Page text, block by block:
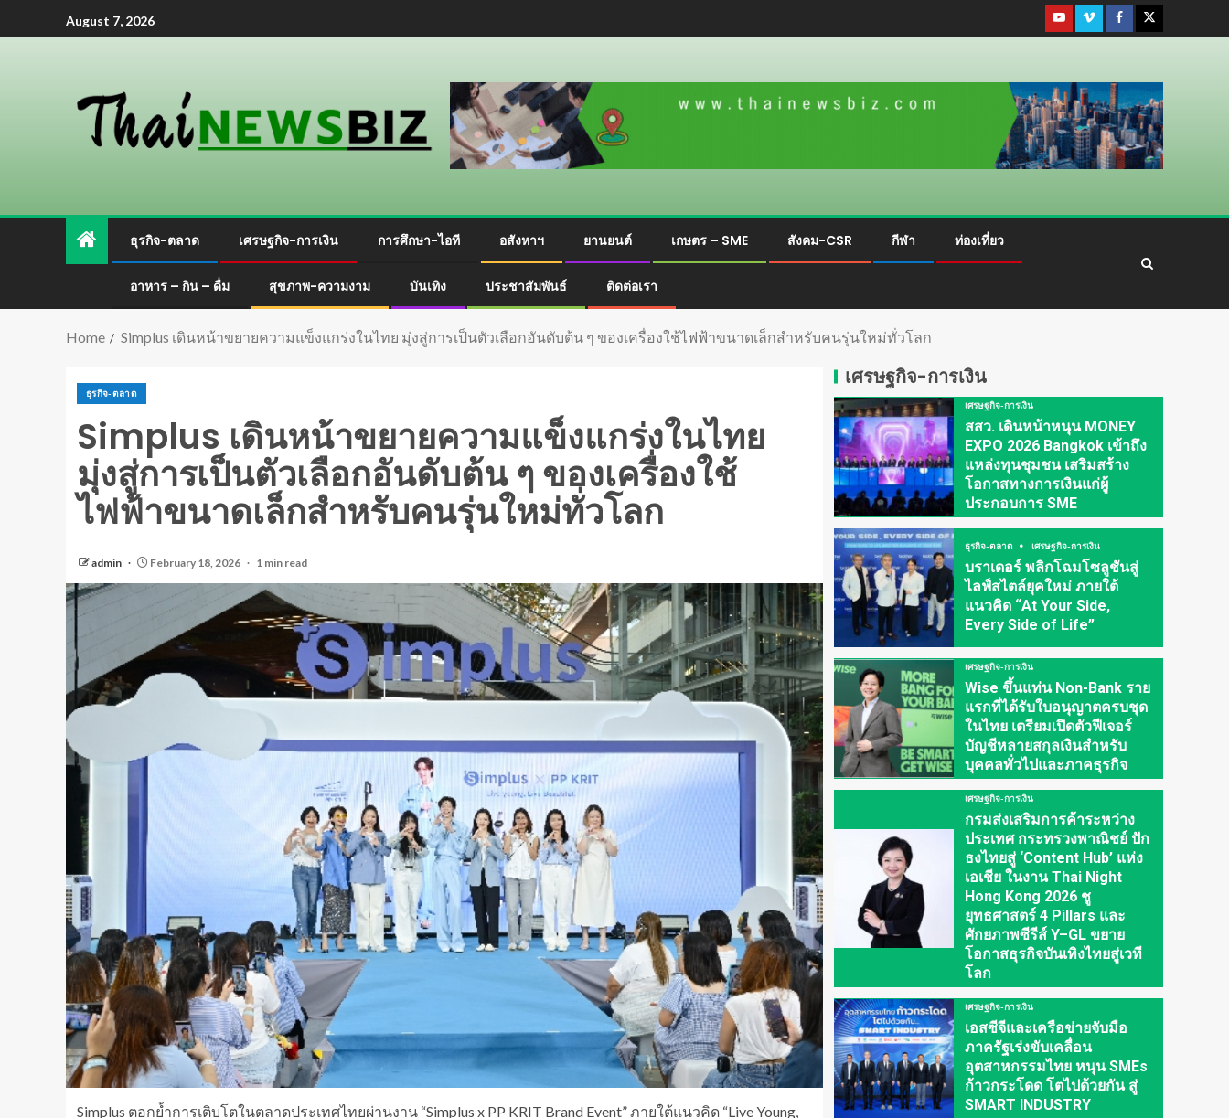
August 7, 2026
ธุรกิจ-ตลาด เศรษฐกิจ-การเงิน การศึกษา-ไอที อสังหาฯ ยานยนต์ เกษตร – SME สังคม-CSR กีฬา ท่องเที่ยว
อาหาร – กิน – ดื่ม สุขภาพ-ความงาม บันเทิง ประชาสัมพันธ์ ติดต่อเรา
Home Simplus เดินหน้าขยายความแข็งแกร่งในไทย มุ่งสู่การเป็นตัวเลือกอันดับต้น ๆ ของเครื่องใช้ไฟฟ้าขนาดเล็กสำหรับคนรุ่นใหม่ทั่วโลก
ธุรกิจ-ตลาด
Simplus เดินหน้าขยายความแข็งแกร่งในไทย
มุ่งสู่การเป็นตัวเลือกอันดับต้น ๆ ของเครื่องใช้
ไฟฟ้าขนาดเล็กสำหรับคนรุ่นใหม่ทั่วโลก
admin February 18, 2026 1 min read
Simplus ตอกย้ำการเติบโตในตลาดประเทศไทยผ่านงาน “Simplus x PP KRIT Brand Event” ภายใต้แนวคิด “Live Young,
เศรษฐกิจ-การเงิน
เศรษฐกิจ-การเงิน
สสว. เดินหน้าหนุน MONEY
EXPO 2026 Bangkok เข้าถึง
แหล่งทุนชุมชน เสริมสร้าง
โอกาสทางการเงินแก่ผู้
ประกอบการ SME
ธุรกิจ-ตลาด เศรษฐกิจ-การเงิน
บราเดอร์ พลิกโฉมโซลูชันสู่
ไลฟ์สไตล์ยุคใหม่ ภายใต้
แนวคิด “At Your Side,
Every Side of Life”
เศรษฐกิจ-การเงิน
Wise ขึ้นแท่น Non-Bank ราย
แรกที่ได้รับใบอนุญาตครบชุด
ในไทย เตรียมเปิดตัวฟีเจอร์
บัญชีหลายสกุลเงินสำหรับ
บุคคลทั่วไปและภาคธุรกิจ
เศรษฐกิจ-การเงิน
กรมส่งเสริมการค้าระหว่าง
ประเทศ กระทรวงพาณิชย์ ปัก
ธงไทยสู่ ‘Content Hub’ แห่ง
เอเชีย ในงาน Thai Night
Hong Kong 2026 ชู
ยุทธศาสตร์ 4 Pillars และ
ศักยภาพซีรีส์ Y–GL ขยาย
โอกาสธุรกิจบันเทิงไทยสู่เวที
โลก
เศรษฐกิจ-การเงิน
เอสซีจีและเครือข่ายจับมือ
ภาครัฐเร่งขับเคลื่อน
อุตสาหกรรมไทย หนุน SMEs
ก้าวกระโดด โตไปด้วยกัน สู่
SMART INDUSTRY